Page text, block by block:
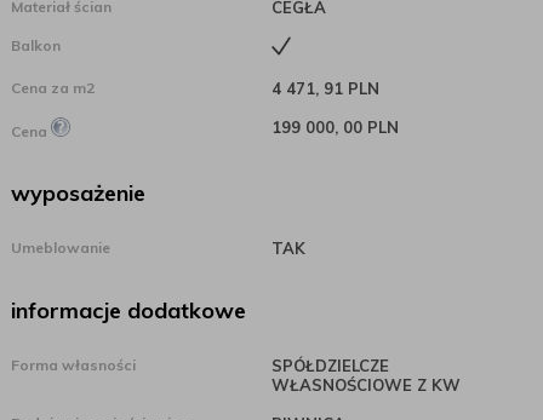
Materiał ścian CEGŁA
Balkon
Cena za m2 4 471, 91 PLN
Cena 199 000, 00 PLN
wyposażenie
Umeblowanie TAK
informacje dodatkowe
Forma własności
SPÓŁDZIELCZE
WŁASNOŚCIOWE Z KW